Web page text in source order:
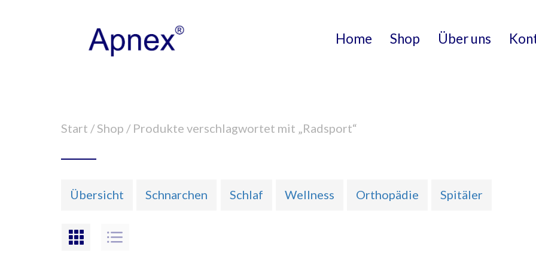
Home Shop Über uns
Start /Shop / Produkte verschlagwortet mit „Radsport“
Übersicht Schnarchen Schlaf Wellness Orthopädie Spitäler